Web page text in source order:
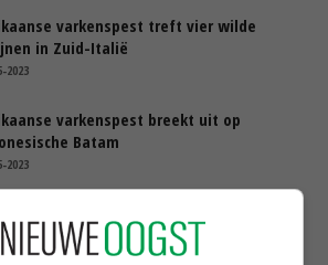
varkenspest treft vier wilde
in Zuid-Italië
2023
varkenspest breekt uit op
Batam
2023
bedrijf getroffen door varkenspest
2023